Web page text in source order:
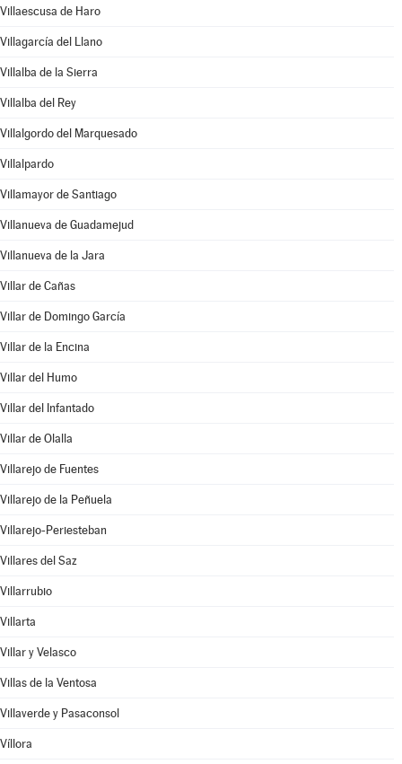
Villaescusa de Haro
Villagarcía del Llano
Villalba de la Sierra
Villalba del Rey
Villalgordo del Marquesado
Villalpardo
Villamayor de Santiago
Villanueva de Guadamejud
Villanueva de la Jara
Villar de Cañas
Villar de Domingo García
Villar de la Encina
Villar del Humo
Villar del Infantado
Villar de Olalla
Villarejo de Fuentes
Villarejo de la Peñuela
Villarejo-Periesteban
Villares del Saz
Villarrubio
Villarta
Villar y Velasco
Villas de la Ventosa
Villaverde y Pasaconsol
Víllora